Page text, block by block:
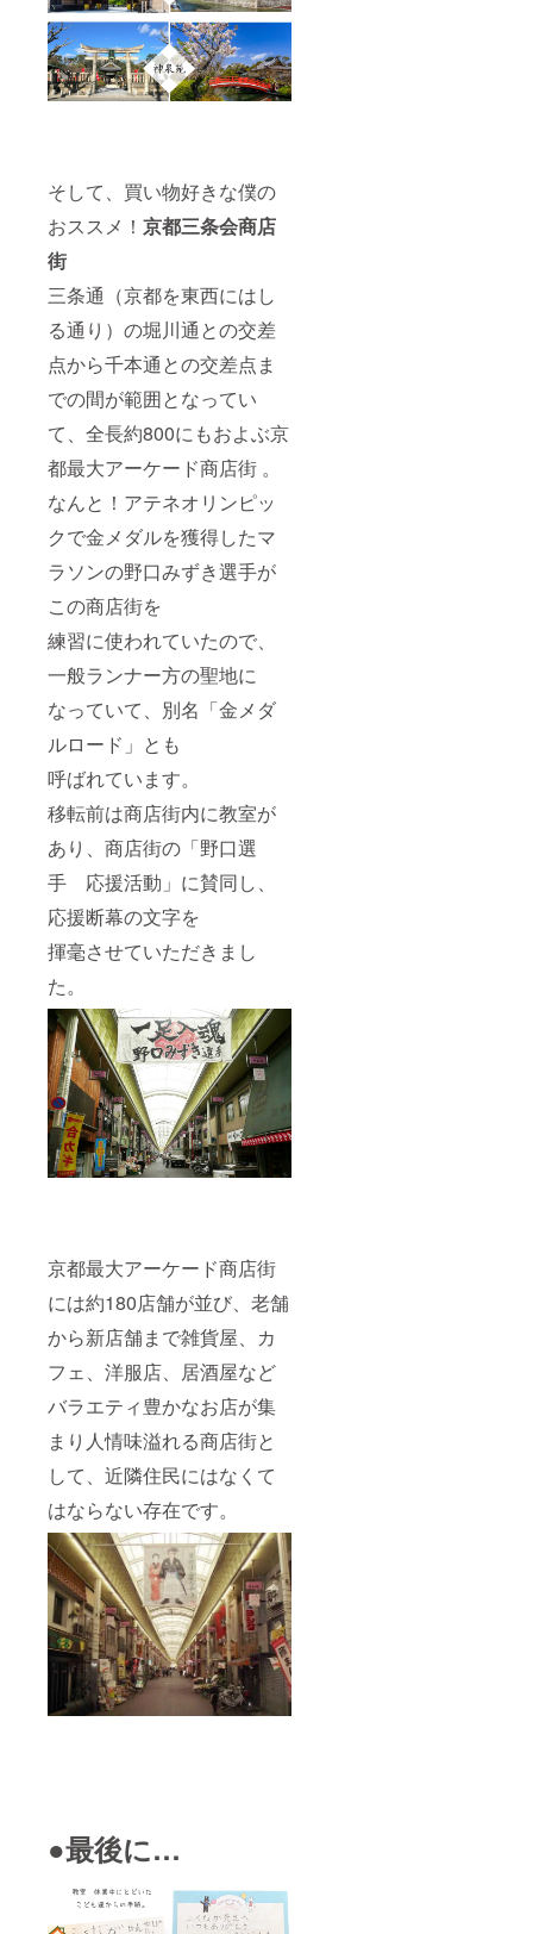
そして、買い物好きな僕の
おススメ！ 京都三条会商店
街
三条通（京都を東西にはし
る通り）の堀川通との交差
点から千本通との交差点ま
での間が範囲となってい
て、全長約800にもおよぶ京
都最大アーケード商店街 。
なんと！アテネオリンピッ
クで金メダルを獲得したマ
ラソンの野口みずき選手が
この商店街を
練習に使われていたので、
一般ランナー方の聖地に
なっていて、別名「金メダ
ルロード」とも
呼ばれています。
移転前は商店街内に教室が
あり、商店街の「野口選
手 応援活動」に賛同し、
応援断幕の文字を
揮毫させていただきまし
た。
京都最大アーケード商店街
には約180店舗が並び、老舗
から新店舗まで雑貨屋、カ
フェ、洋服店、居酒屋など
バラエティ豊かなお店が集
まり人情味溢れる商店街と
して、近隣住民にはなくて
はならない存在です。
●最後に…